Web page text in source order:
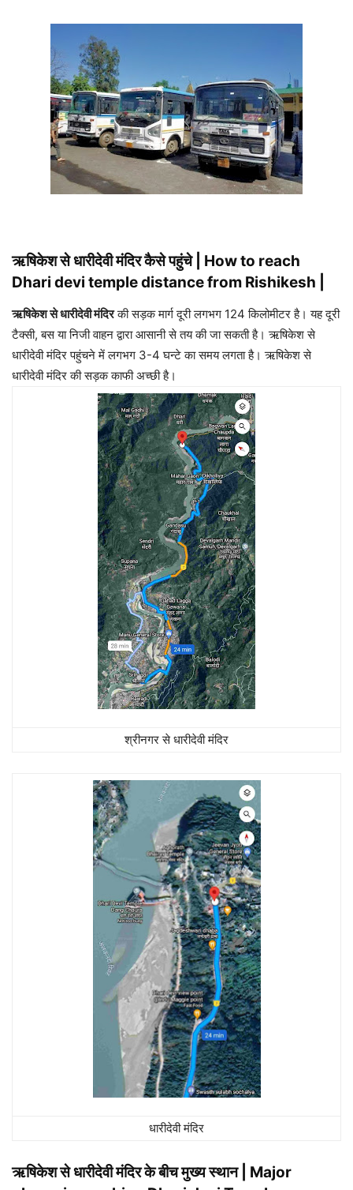
ऋषिकेश से धारीदेवी मंदिर कैसे पहुंचे | How to reach
Dhari devi temple distance from Rishikesh |
ऋषिकेश से धारीदेवी मंदिरकी सड़क मार्ग दूरी लगभग 124 किलोमीटर है। यह दूरी
टैक्सी, बस या निजी वाहन द्वारा आसानी से तय की जा सकती है। ऋषिकेश से
धारीदेवी मंदिर पहुंचने में लगभग 3-4 घन्टे का समय लगता है। ऋषिकेश से
धारीदेवी मंदिर की सड़क काफी अच्छी है।
श्रीनगर से धारीदेवी मंदिर
धारीदेवी मंदिर
ऋषिकेश से धारीदेवी मंदिर के बीच मुख्य स्थान | Major